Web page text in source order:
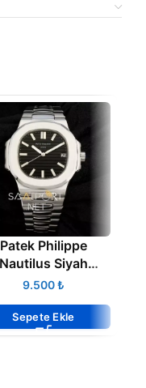
Patek Philippe
Nautilus Siyah
Kadran
₺
Sepete Ekle